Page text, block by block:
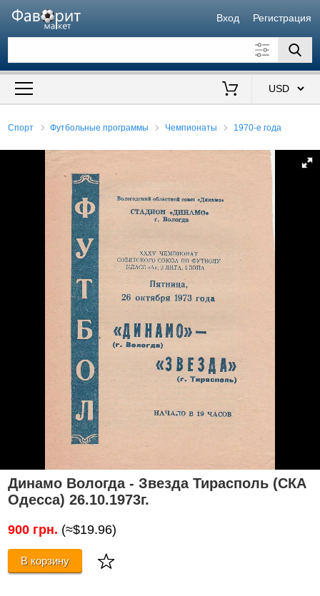
Вход Регистрация
Искать также в описании
Спорт Футбольные программы Чемпионаты 1970-е года
Динамо Вологда - Звезда Тирасполь (СКА
Одесса) 26.10.1973г.
900 грн. (≈$19.96)
В корзину